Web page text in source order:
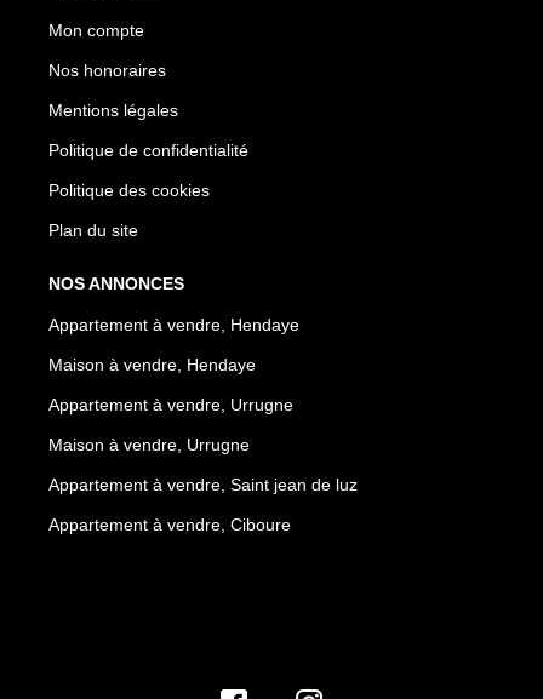
Mon compte
Nos honoraires
Mentions légales
Politique de confidentialité
Politique des cookies
Plan du site
NOS ANNONCES
Appartement à vendre, Hendaye
Maison à vendre, Hendaye
Appartement à vendre, Urrugne
Maison à vendre, Urrugne
Appartement à vendre, Saint jean de luz
Appartement à vendre, Ciboure